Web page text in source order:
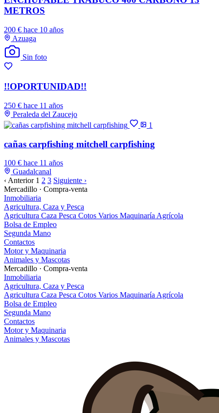
METROS
200 € hace 10 años
Azuaga
Sin foto
!!OPORTUNIDAD!!
250 € hace 11 años
Peraleda del Zaucejo
1
cañas carpfishing mitchell carpfishing
100 € hace 11 años
Guadalcanal
‹ Anterior 1 2 3 Siguiente ›
Mercadillo · Compra-venta
Inmobiliaria
Agricultura, Caza y Pesca
Agricultura Caza Pesca Cotos Varios Maquinaría Agrícola
Bolsa de Empleo
Segunda Mano
Contactos
Motor y Maquinaria
Animales y Mascotas
Mercadillo · Compra-venta
Inmobiliaria
Agricultura, Caza y Pesca
Agricultura Caza Pesca Cotos Varios Maquinaría Agrícola
Bolsa de Empleo
Segunda Mano
Contactos
Motor y Maquinaria
Animales y Mascotas